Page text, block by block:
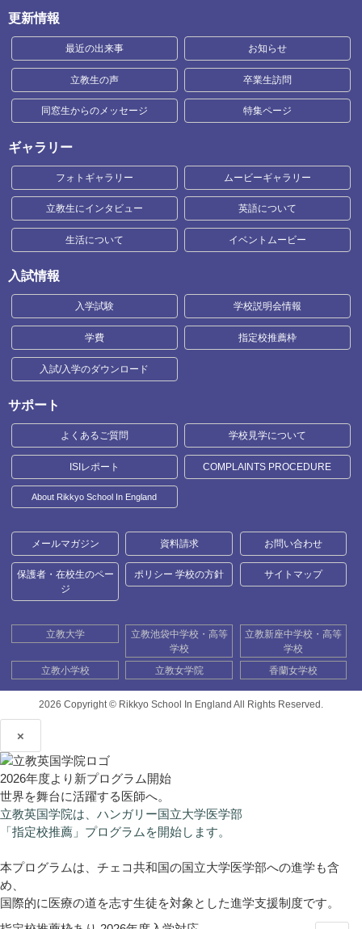
更新情報
最近の出来事 お知らせ
立教生の声 卒業生訪問
同窓生からのメッセージ 特集ページ
ギャラリー
フォトギャラリー ムービーギャラリー
立教生にインタビュー 英語について
生活について イベントムービー
入試情報
入学試験 学校説明会情報
学費 指定校推薦枠
入試/入学のダウンロード
サポート
よくあるご質問 学校見学について
ISIレポート COMPLAINTS PROCEDURE
About Rikkyo School In England
メールマガジン 資料請求 お問い合わせ
保護者・在校生のペー
ジ
ポリシー 学校の方針 サイトマップ
立教大学
立教池袋中学校・高等
学校
立教新座中学校・高等
学校
立教小学校
立教女学院 香蘭女学校
2026 Copyright © Rikkyo School In England All Rights Reserved.
×
2026年度より新プログラム開始
世界を舞台に活躍する医師へ。
立教英国学院は、ハンガリー国立大学医学部
「指定校推薦」プログラムを開始します。
本プログラムは、チェコ共和国の国立大学医学部への進学も含
め、
国際的に医療の道を志す生徒を対象とした進学支援制度です。